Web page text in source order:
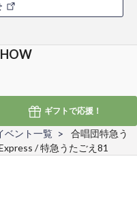
ギフトで応援！
ベント一覧
合唱団特急う
/ 特急うたごえ81